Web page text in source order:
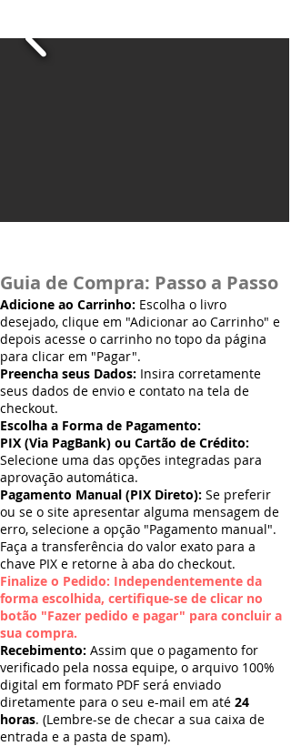
Guia de Compra: Passo a Passo
Adicione ao Carrinho: Escolha o livro
desejado, clique em "Adicionar ao Carrinho" e
depois acesse o carrinho no topo da página
para clicar em "Pagar".
Preencha seus Dados: Insira corretamente
seus dados de envio e contato na tela de
checkout.
Escolha a Forma de Pagamento:
PIX (Via PagBank) ou Cartão de Crédito:
Selecione uma das opções integradas para
aprovação automática.
Pagamento Manual (PIX Direto): Se preferir
ou se o site apresentar alguma mensagem de
erro, selecione a opção "Pagamento manual".
Faça a transferência do valor exato para a
chave PIX e retorne à aba do checkout.
Finalize o Pedido: Independentemente da
forma escolhida, certifique-se de clicar no
botão "Fazer pedido e pagar" para concluir a
sua compra.
Recebimento: Assim que o pagamento for
verificado pela nossa equipe, o arquivo 100%
digital em formato PDF será enviado
diretamente para o seu e-mail em até 24
horas. (Lembre-se de checar a sua caixa de
entrada e a pasta de spam).